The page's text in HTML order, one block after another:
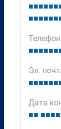
■■■■■■
■■■■■■
■■■■■■
Эл.
■■■■■■
Дата
■■ ■■■■